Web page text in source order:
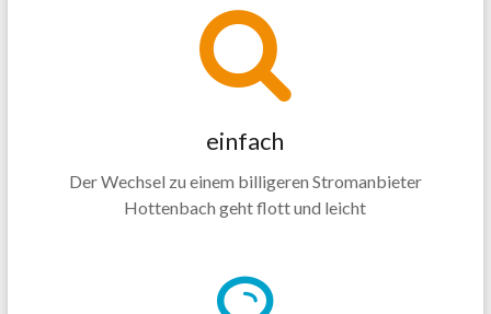
einfach
Der Wechsel zu einem billigeren Stromanbieter
Hottenbach geht flott und leicht